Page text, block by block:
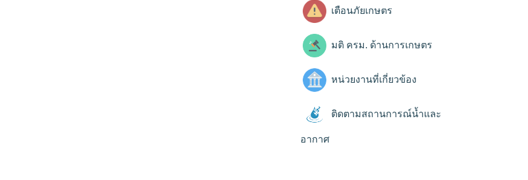
เตือนภัยเกษตร
มติ ครม. ด้านการเกษตร
หน่วยงานที่เกี่ยวข้อง
ติดตามสถานการณ์น้ำและ
อากาศ